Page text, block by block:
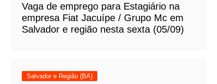
Vaga de emprego para Estagiário na
empresa Fiat Jacuípe / Grupo Mc em
Salvador e região nesta sexta (05/09)
Salvador e Região (BA)